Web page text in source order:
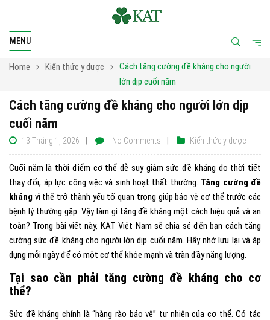
MENU
Home Kiến thức y dược
Cách tăng cường đề kháng cho người
lớn dịp cuối năm
Cách tăng cường đề kháng cho người lớn dịp
cuối năm
13 Tháng 1, 2026 Kiến thức y dược
No Comments
Cuối năm là thời điểm cơ thể dễ suy giảm sức đề kháng do thời tiết
thay đổi, áp lực công việc và sinh hoạt thất thường. Tăng cường đề
kháng vì thế trở thành yếu tố quan trọng giúp bảo vệ cơ thể trước các
bệnh lý thường gặp. Vậy làm gì tăng đề kháng một cách hiệu quả và an
toàn? Trong bài viết này, KAT Việt Nam sẽ chia sẻ đến bạn cách tăng
cường sức đề kháng cho người lớn dịp cuối năm. Hãy nhớ lưu lại và áp
dụng mỗi ngày để có một cơ thể khỏe mạnh và tràn đầy năng lượng.
Tại sao cần phải tăng cường đề kháng cho cơ
thể?
Sức đề kháng chính là “hàng rào bảo vệ” tự nhiên của cơ thể. Có tác